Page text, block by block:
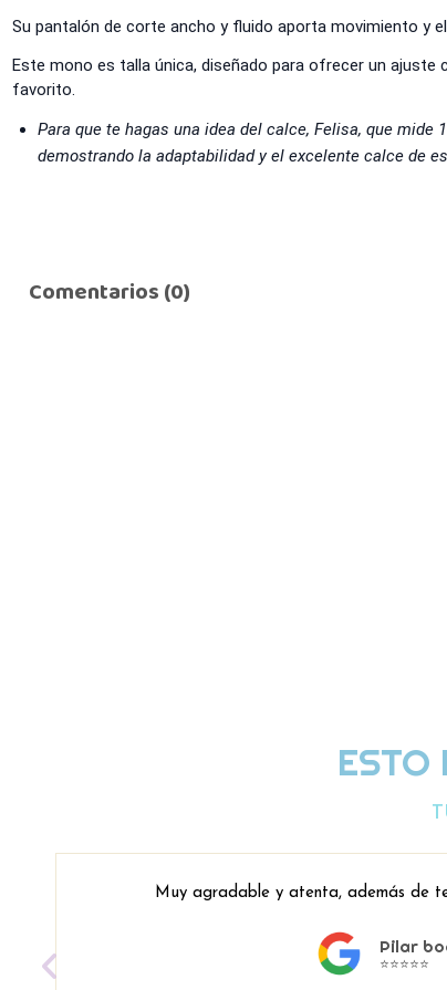
Su pantalón de corte ancho y fluido aporta movimiento y
Este mono es talla única, diseñado para ofrecer un
favorito.
Para que te hagas una idea del calce, Felisa, que
demostrando la adaptabilidad y el excelente calce de
Comentarios (0)
ESTO
Muy agradable y atenta, además de
Pilar
⭐⭐⭐⭐⭐